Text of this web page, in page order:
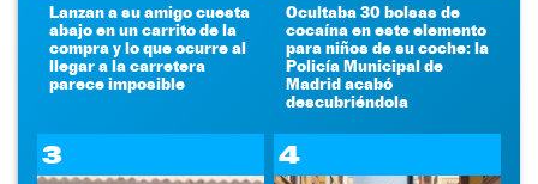
Lanzan a su amigo cuesta
abajo en un carrito de la
compra y lo que ocurre al
llegar a la carretera
parece imposible
Ocultaba 30 bolsas de
cocaína en este elemento
para niños de su coche: la
Policía Municipal de
Madrid acabó
descubriéndola
3 4